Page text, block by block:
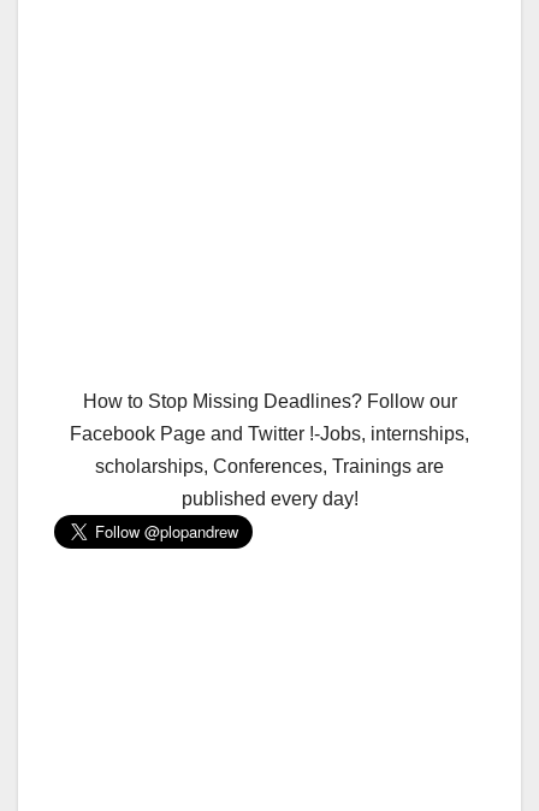
How to Stop Missing Deadlines? Follow our
Facebook Page and Twitter !-Jobs, internships,
scholarships, Conferences, Trainings are
published every day!